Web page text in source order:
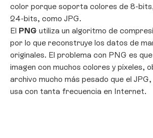
color porque soporta colores de 8-
24-bits, como JPG.
El PNG utiliza un algoritmo de
por lo que reconstruye los datos de
originales. El problema con PNG es
imagen con muchos colores y píxeles,
archivo mucho más pesado que el
usa con tanta frecuencia en Internet.